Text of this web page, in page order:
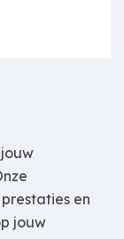
en
jouw